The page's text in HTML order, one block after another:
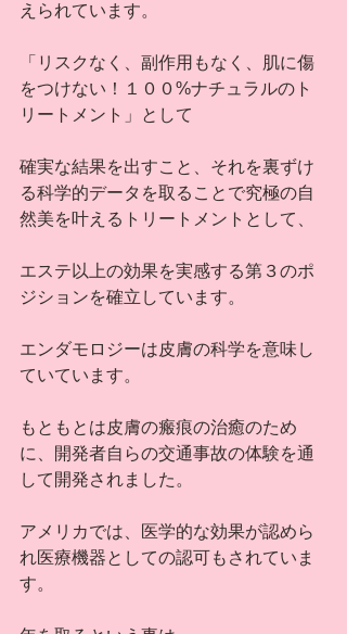
えられています。
「リスクなく、副作用もなく、肌に傷
をつけない！１００%ナチュラルのト
リートメント」として
確実な結果を出すこと、それを裏ずけ
る科学的データを取ることで究極の自
然美を叶えるトリートメントとして、
エステ以上の効果を実感する第３のポ
ジションを確立しています。
エンダモロジーは皮膚の科学を意味し
ていています。
もともとは皮膚の瘢痕の治癒のため
に、開発者自らの交通事故の体験を通
して開発されました。
アメリカでは、医学的な効果が認めら
れ医療機器としての認可もされていま
す。